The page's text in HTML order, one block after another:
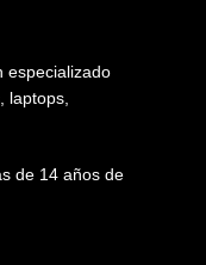
especializado
laptops,
de 14 años de